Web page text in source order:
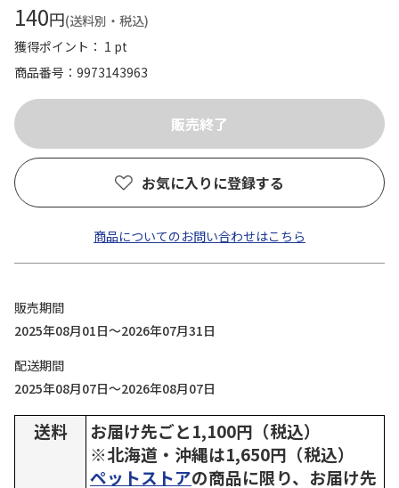
140円(送料別・税込)
獲得ポイント： 1 pt
商品番号
9973143963
お気に入りに登録する
商品についてのお問い合わせはこちら
販売期間
2025年08月01日～2026年07月31日
配送期間
2025年08月07日～2026年08月07日
送料
お届け先ごと1,100円（税込）
※北海道・沖縄は1,650円（税込）
ペットストアの商品に限り、お届け先